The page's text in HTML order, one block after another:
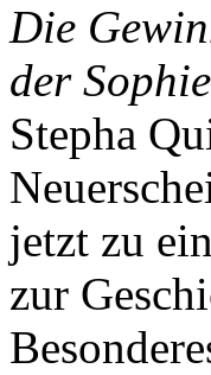
Die
der
Stepha
jetzt zu
zur